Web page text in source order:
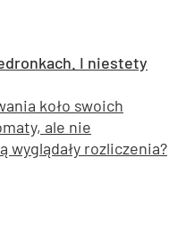
I niestety
koło swoich
ale nie
wyglądały rozliczenia?